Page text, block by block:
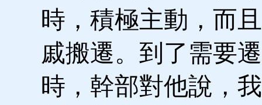
時，積極主動，而
戚搬遷。到了需要
時，幹部對他說，